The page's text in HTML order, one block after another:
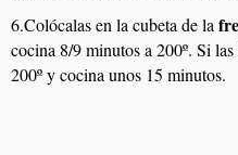
6.Colócalas en la cubeta de la
cocina 8/9 minutos a 200º. Si las
200º y cocina unos 15 minutos.